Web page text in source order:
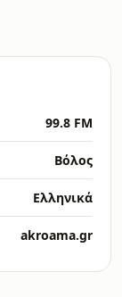
99.8 FM
Βόλος
Ελληνικά
akroama.gr